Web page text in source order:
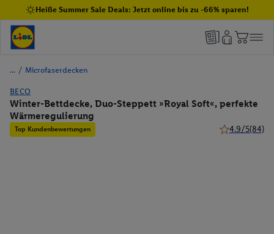
Heiße Summer Sale Deals: Jetzt online bis zu -66% sparen!
/ Microfaserdecken
BECO
Winter-Bettdecke, Duo-Steppett »Royal Soft«, perfekte
Wärmeregulierung
Top Kundenbewertungen 4.9/5(84)